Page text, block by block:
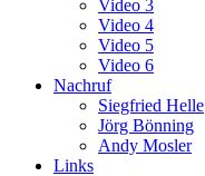
Video 3
Video 4
Video 5
Video 6
Nachruf
Siegfried Helle
Jörg Bönning
Andy Mosler
Links